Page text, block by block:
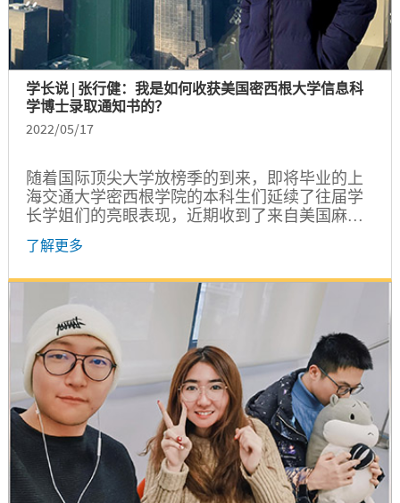
学长说 | 张行健：我是如何收获美国密西根大学信息科
学博士录取通知书的？
2022/05/17
随着国际顶尖大学放榜季的到来，即将毕业的上
海交通大学密西根学院的本科生们延续了往届学
长学姐们的亮眼表现，近期收到了来自美国麻省
理工学院、斯坦福大学、卡耐基梅隆大学、密西
根大学等知名大学的研究生录取通知书。那么，
校收割机”具备了哪些优秀的品质？为此，我们特
别邀请了一些同学来分享他们的经验。本期的嘉
宾是来自密西根学院电子与计算机工程专业大四
的张行健同学。...
了解更多